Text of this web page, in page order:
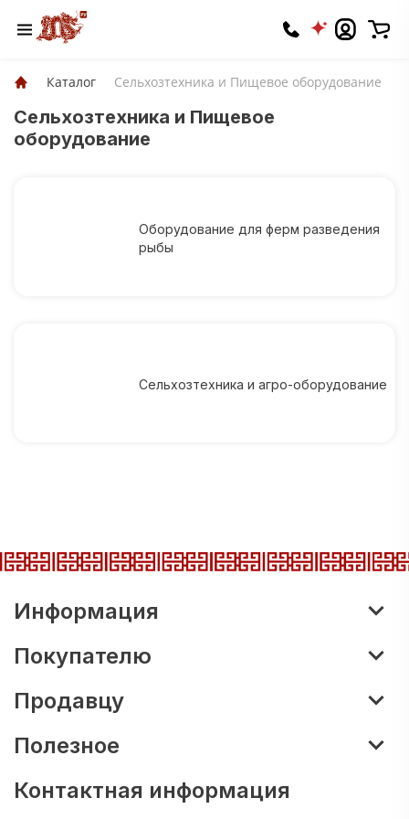
Каталог Сельхозтехника и Пищевое оборудование
Сельхозтехника и Пищевое
оборудование
Оборудование для ферм разведения
рыбы
Сельхозтехника и агро-оборудование
Информация
Покупателю
Продавцу
Полезное
Контактная информация